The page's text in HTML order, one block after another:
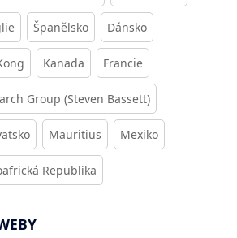
Španělsko Dánsko
Kanada Francie
Group (Steven Bassett)
Mauritius Mexiko
Republika